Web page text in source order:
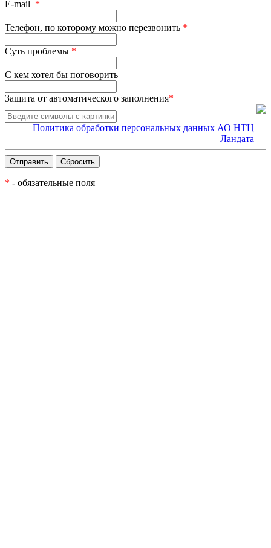
E-mail *
Телефон, по которому можно перезвонить *
Суть проблемы *
С кем хотел бы поговорить
Защита от автоматического заполнения*
Политика обработки персональных данных АО НТЦ
Ландата
* - обязательные поля